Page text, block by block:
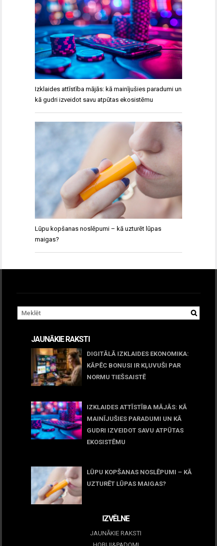
Izklaides attīstība mājās: kā mainījušies paradumi un
kā gudri izveidot savu atpūtas ekosistēmu
Lūpu kopšanas noslēpumi – kā uzturēt lūpas
maigas?
JAUNĀKIE RAKSTI
DIGITĀLĀ IZKLAIDES EKONOMIKA:
KĀPĒC BONUSI IR KĻUVUŠI PAR
NORMU TIEŠSAISTĒ
IZKLAIDES ATTĪSTĪBA MĀJĀS: KĀ
MAINĪJUŠIES PARADUMI UN KĀ
GUDRI IZVEIDOT SAVU ATPŪTAS
EKOSISTĒMU
LŪPU KOPŠANAS NOSLĒPUMI – KĀ
UZTURĒT LŪPAS MAIGAS?
IZVĒLNE
JAUNĀKIE RAKSTI